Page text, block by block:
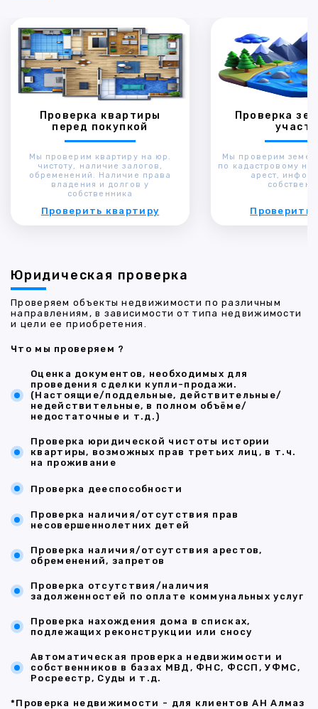
Проверка квартиры
перед покупкой
Мы проверим квартиру на юр.
чистоту, наличие залогов,
обременений. Наличие права
владения и долгов у
собственника
Проверить квартиру
Проверка
Мы проверим
по кадастровому
арест,
Проверить
Юридическая проверка
Проверяем объекты недвижимости по различным
направлениям, в зависимости от типа недвижимости
и цели ее приобретения.
Что мы проверяем ?
Оценка документов, необходимых для
проведения сделки купли-продажи.
(Настоящие/поддельные, действительные/
недействительные, в полном объёме/
недостаточные и т.д.)
Проверка юридической чистоты истории
квартиры, возможных прав третьих лиц, в т.ч.
на проживание
Проверка дееспособности
Проверка наличия/отсутствия прав
несовершеннолетних детей
Проверка наличия/отсутствия арестов,
обременений, запретов
Проверка отсутствия/наличия
задолженностей по оплате коммунальных услуг
Проверка нахождения дома в списках,
подлежащих реконструкции или сносу
Автоматическая проверка недвижимости и
собственников в базах МВД, ФНС, ФССП, УФМС,
Росреестр, Суды и т.д.
*Проверка недвижимости - для клиентов АН Алмаз